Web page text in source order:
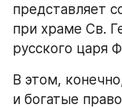
представляет
при храме Св.
русского царя
В этом,
и богатые